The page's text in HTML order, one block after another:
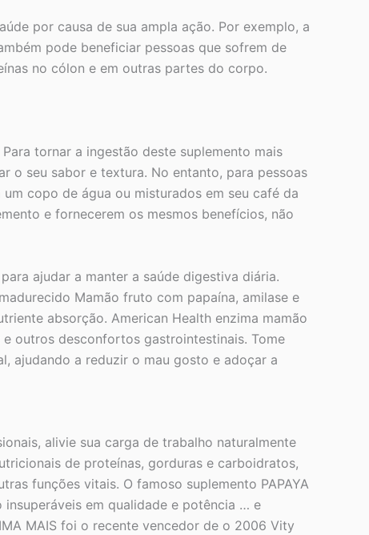
por causa de sua ampla ação. Por exemplo, a
pode beneficiar pessoas que sofrem de
no cólon e em outras partes do corpo.
tornar a ingestão deste suplemento mais
o seu sabor e textura. No entanto, para pessoas
copo de água ou misturados em seu café da
e fornecerem os mesmos benefícios, não
ajudar a manter a saúde digestiva diária.
Mamão fruto com papaína, amilase e
absorção. American Health enzima mamão
outros desconfortos gastrointestinais. Tome
ajudando a reduzir o mau gosto e adoçar a
alivie sua carga de trabalho naturalmente
de proteínas, gorduras e carboidratos,
funções vitais. O famoso suplemento PAPAYA
em qualidade e potência … e
MAIS foi o recente vencedor de o 2006 Vity